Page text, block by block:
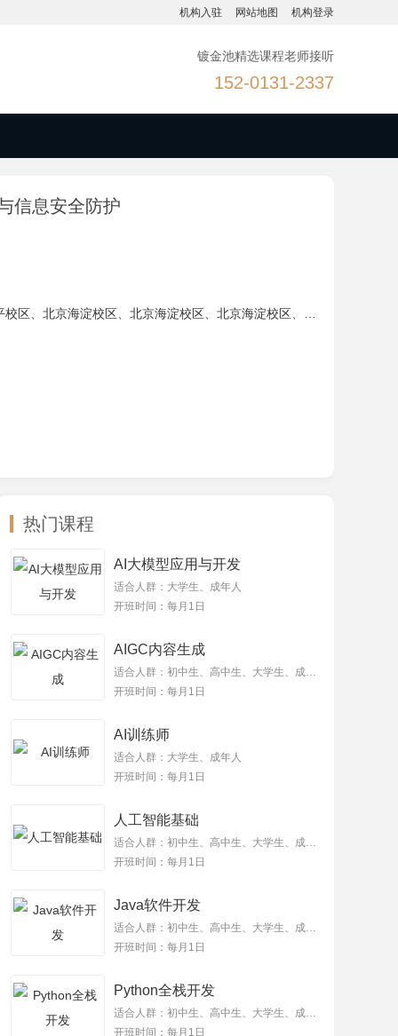
机构入驻 网站地图 机构登录
镀金池精选课程老师接听
152-0131-2337
信息安全防护
校区 北京海淀校区 北京海淀校区 北京海淀校区
热门课程
AI大模型应用与开发
适合人群：大学生、成年人
开班时间：每月1日
AIGC内容生成
适合人群：初中生、高中生、大学生、成年人
开班时间：每月1日
AI训练师
适合人群：大学生、成年人
开班时间：每月1日
人工智能基础
适合人群：初中生、高中生、大学生、成年人
开班时间：每月1日
Java软件开发
适合人群：初中生、高中生、大学生、成年人
开班时间：每月1日
Python全栈开发
适合人群：初中生、高中生、大学生、成年人
开班时间：每月1日